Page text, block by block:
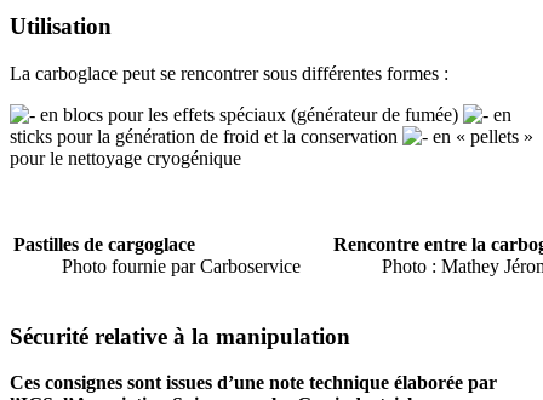
Utilisation
La carboglace peut se rencontrer sous différentes formes :
en blocs pour les effets spéciaux (générateur de fumée)
en
sticks pour la génération de froid et la conservation
en « pellets »
pour le nettoyage cryogénique
Pastilles de cargoglace
Photo fournie par Carboservice
Rencontre entre la
Photo : Mathey
Sécurité relative à la manipulation
Ces consignes sont issues d’une note technique élaborée par